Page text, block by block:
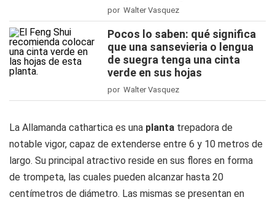
por Walter Vasquez
Pocos lo saben: qué significa
que una sansevieria o lengua
de suegra tenga una cinta
verde en sus hojas
por Walter Vasquez
La Allamanda cathartica es una planta trepadora de
notable vigor, capaz de extenderse entre 6 y 10 metros de
largo. Su principal atractivo reside en sus flores en forma
de trompeta, las cuales pueden alcanzar hasta 20
centímetros de diámetro. Las mismas se presentan en